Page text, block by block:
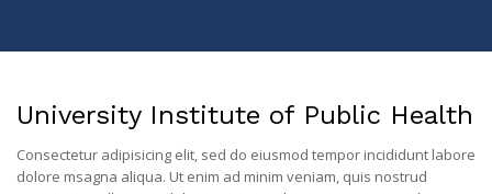
University Institute of Public Health
Consectetur adipisicing elit, sed do eiusmod tempor incididunt labore
dolore msagna aliqua. Ut enim ad minim veniam, quis nostrud